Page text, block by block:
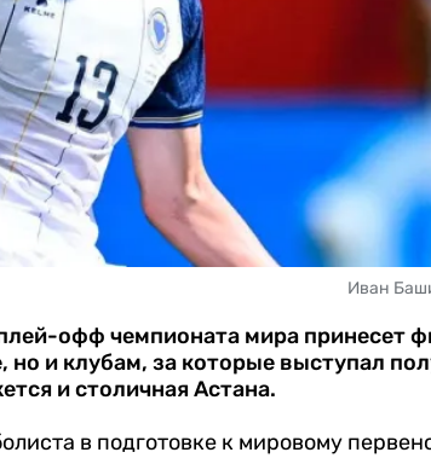
Иван
офф чемпионата мира принесет
но и клубам, за которые выступал
и столичная Астана.
в подготовке к мировому